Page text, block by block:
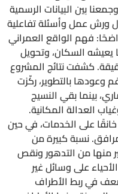
بين البيانات الرسمية
ورش عمل وأسئلة تفاعلية
فهم الواقع العمراني
يعيشه السكان، وتحويل
كشفت نتائج المشروع
وعودها بالتطوير، ركّزت
بينما بقي النسيج
العدالة المكانية.
على الخدمات، في حين
نسبة كبيرة من
منها من التدهور ونقص
على وسائل غير
في ربط الأطراف